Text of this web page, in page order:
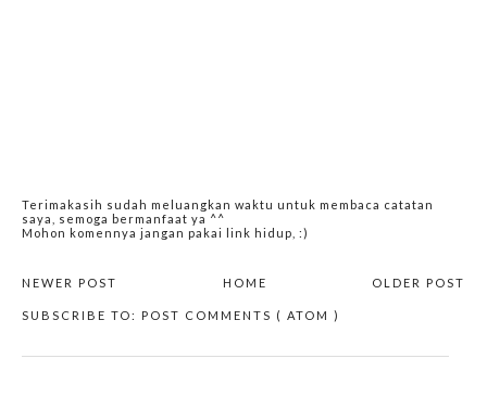
Terimakasih sudah meluangkan waktu untuk membaca catatan
saya, semoga bermanfaat ya ^^
Mohon komennya jangan pakai link hidup, :)
NEWER POST OLDER POST
HOME
SUBSCRIBE TO: POST COMMENTS ( ATOM )